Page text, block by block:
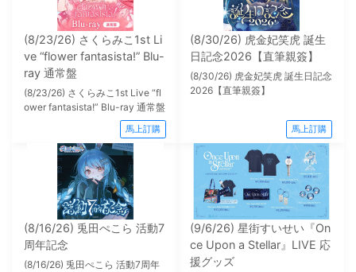
(8/23/26) さくらみこ1st Li
ve “flower fantasista!” Blu-
ray 通常盤
(8/23/26) さくらみこ1st Live “fl
ower fantasista!” Blu-ray 通常盤
馬上訂購
(8/30/26) 虎金妃笑虎 誕生
日記念2026【直筆親簽】
(8/30/26) 虎金妃笑虎 誕生日記念
2026【直筆親簽】
馬上訂購
(8/16/26) 兎田ぺこら 活動7
周年記念
(8/16/26) 兎田ぺこら 活動7周年
(9/6/26) 星街すいせい『On
ce Upon a Stellar』LIVE 応
援グッズ